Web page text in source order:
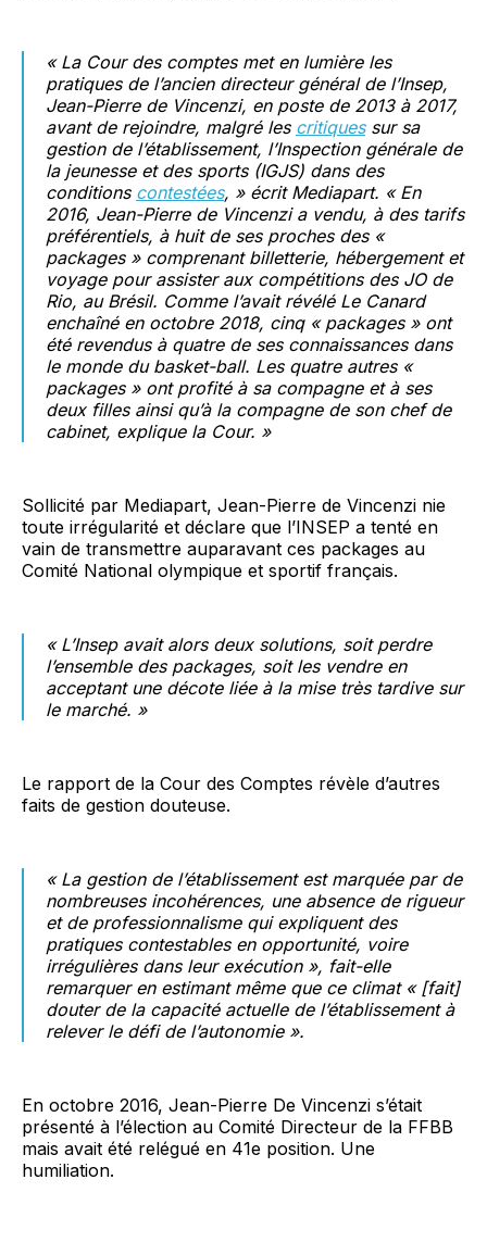
« La Cour des comptes met en lumière les
pratiques de l’ancien directeur général de l’Insep,
Jean-Pierre de Vincenzi, en poste de 2013 à 2017,
avant de rejoindre, malgré les critiquessur sa
gestion de l’établissement, l’Inspection générale de
la jeunesse et des sports (IGJS) dans des
conditions contestées, » écrit Mediapart. « En
2016, Jean-Pierre de Vincenzi a vendu, à des tarifs
préférentiels, à huit de ses proches des «
packages » comprenant billetterie, hébergement et
voyage pour assister aux compétitions des JO de
Rio, au Brésil. Comme l’avait révélé Le Canard
enchaînéen octobre 2018, cinq « packages » ont
été revendus à quatre de ses connaissances dans
le monde du basket-ball. Les quatre autres «
packages » ont profité à sa compagne et à ses
deux filles ainsi qu’à la compagne de son chef de
cabinet, explique la Cour. »
Sollicité par Mediapart, Jean-Pierre de Vincenzi nie
toute irrégularité et déclare que l’INSEP a tenté en
vain de transmettre auparavant ces packages au
Comité National olympique et sportif français.
« L’Insep avait alors deux solutions, soit perdre
l’ensemble des packages, soit les vendre en
acceptant une décote liée à la mise très tardive sur
le marché. »
Le rapport de la Cour des Comptes révèle d’autres
faits de gestion douteuse.
« La gestion de l’établissement est marquée par de
nombreuses incohérences, une absence de rigueur
et de professionnalisme qui expliquent des
pratiques contestables en opportunité, voire
irrégulières dans leur exécution », fait-elle
remarquer en estimant même que ce climat « [fait]
douter de la capacité actuelle de l’établissement à
relever le défi de l’autonomie ».
En octobre 2016, Jean-Pierre De Vincenzi s’était
présenté à l’élection au Comité Directeur de la FFBB
mais avait été relégué en 41e position. Une
humiliation.